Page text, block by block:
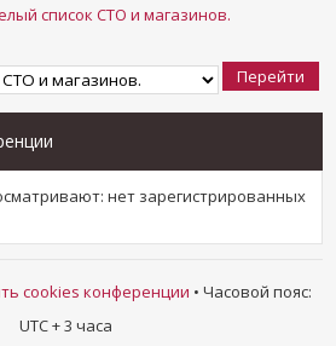
список СТО и магазинов.
нет зарегистрированных
cookies конференции • Часовой пояс:
UTC + 3 часа